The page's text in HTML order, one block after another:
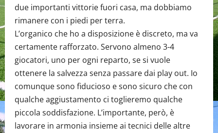
due importanti vittorie fuori casa, ma dobbiamo
rimanere con i piedi per terra.
L’organico che ho a disposizione è discreto, ma va
certamente rafforzato. Servono almeno 3-4
giocatori, uno per ogni reparto, se si vuole
ottenere la salvezza senza passare dai play out. Io
comunque sono fiducioso e sono sicuro che con
qualche aggiustamento ci toglieremo qualche
piccola soddisfazione. L’importante, però, è
lavorare in armonia insieme ai tecnici delle altre